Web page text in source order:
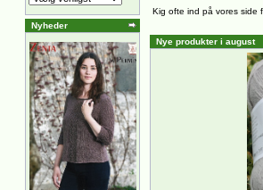
Nyheder
Kig ofte ind på vores side
Nye produkter i august